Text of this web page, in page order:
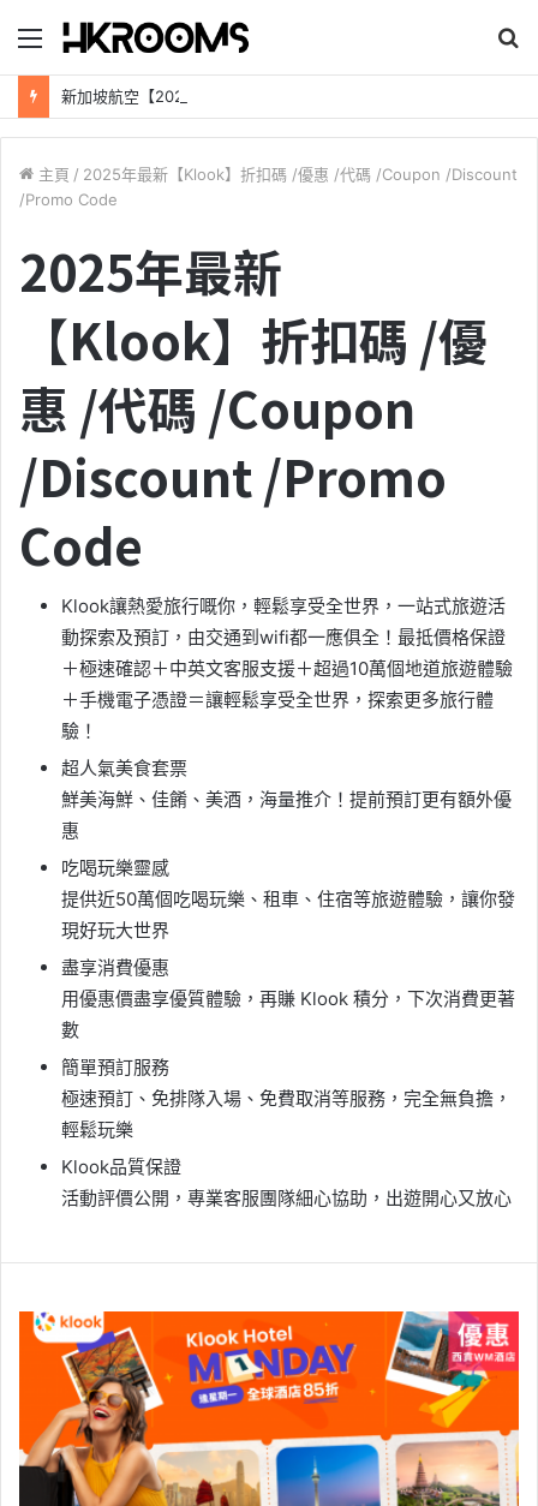
錄
尋
主頁 / 2025年最新【Klook】折扣碼 /優惠 /代碼 /Coupon /Discount
/Promo Code
2025年最新
【Klook】折扣碼 /優
惠 /代碼 /Coupon
/Discount /Promo
Code
Klook讓熱愛旅行嘅你，輕鬆享受全世界，一站式旅遊活
動探索及預訂，由交通到wifi都一應俱全！最抵價格保證
＋極速確認＋中英文客服支援＋超過10萬個地道旅遊體驗
＋手機電子憑證＝讓輕鬆享受全世界，探索更多旅行體
驗！
超人氣美食套票
鮮美海鮮、佳餚、美酒，海量推介！提前預訂更有額外優
惠
吃喝玩樂靈感
提供近50萬個吃喝玩樂、租車、住宿等旅遊體驗，讓你發
現好玩大世界
盡享消費優惠
用優惠價盡享優質體驗，再賺 Klook 積分，下次消費更著
數
簡單預訂服務
極速預訂、免排隊入場、免費取消等服務，完全無負擔，
輕鬆玩樂
Klook品質保證
活動評價公開，專業客服團隊細心協助，出遊開心又放心